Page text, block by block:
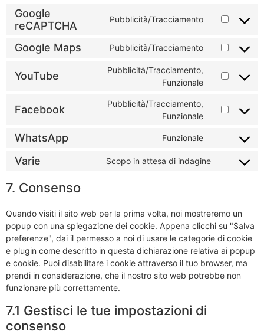
Google
reCAPTCHA
Pubblicità/Tracciamento
Google Maps Pubblicità/Tracciamento
YouTube
Pubblicità/Tracciamento,
Funzionale
Facebook
Pubblicità/Tracciamento,
Funzionale
WhatsApp Funzionale
Varie Scopo in attesa di indagine
7. Consenso
Quando visiti il sito web per la prima volta, noi mostreremo un
popup con una spiegazione dei cookie. Appena clicchi su "Salva
preferenze", dai il permesso a noi di usare le categorie di cookie
e plugin come descritto in questa dichiarazione relativa ai popup
e cookie. Puoi disabilitare i cookie attraverso il tuo browser, ma
prendi in considerazione, che il nostro sito web potrebbe non
funzionare più correttamente.
7.1 Gestisci le tue impostazioni di
consenso